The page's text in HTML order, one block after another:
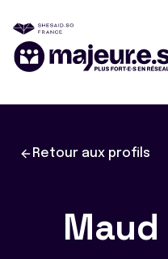
Retour aux profils
Maud